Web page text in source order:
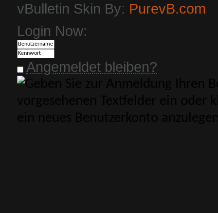
vBulletin Skin By: PurevB.com
Login Now:
Angemeldet bleiben?